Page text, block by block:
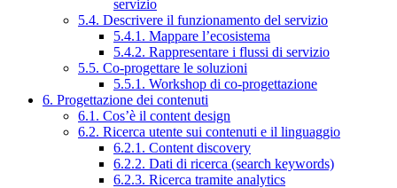
servizio
5.4. Descrivere il funzionamento del servizio
5.4.1. Mappare l’ecosistema
5.4.2. Rappresentare i flussi di servizio
5.5. Co-progettare le soluzioni
5.5.1. Workshop di co-progettazione
6. Progettazione dei contenuti
6.1. Cos’è il content design
6.2. Ricerca utente sui contenuti e il linguaggio
6.2.1. Content discovery
6.2.2. Dati di ricerca (search keywords)
6.2.3. Ricerca tramite analytics